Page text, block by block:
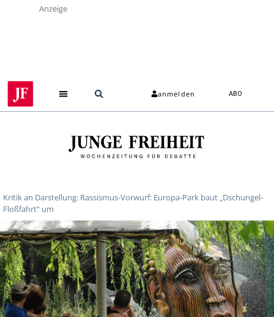
Anzeige
anmelden ABO
Kritik an Darstellung: Rassismus-Vorwurf: Europa-Park baut „Dschungel-
Floßfahrt“ um